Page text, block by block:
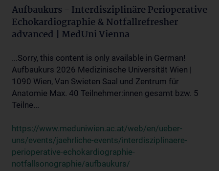
Aufbaukurs - Interdisziplinäre Perioperative
Echokardiographie & Notfallrefresher
advanced | MedUni Vienna
...Sorry, this content is only available in German!
Aufbaukurs 2026 Medizinische Universität Wien |
1090 Wien, Van Swieten Saal und Zentrum für
Anatomie Max. 40 Teilnehmer:innen gesamt bzw. 5
Teilne...
https://www.meduniwien.ac.at/web/en/ueber-
uns/events/jaehrliche-events/interdisziplinaere-
perioperative-echokardiographie-
notfallsonographie/aufbaukurs/